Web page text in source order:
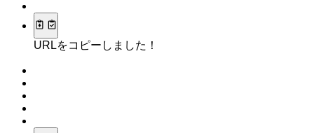
URLをコピーしました！